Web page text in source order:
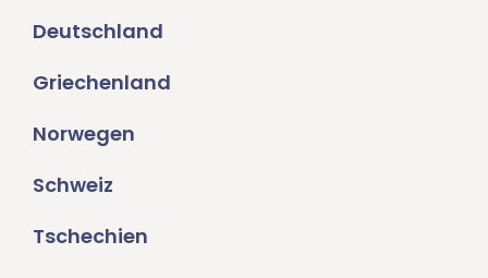
Deutschland
Griechenland
Norwegen
Schweiz
Tschechien